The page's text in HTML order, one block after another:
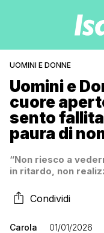
UOMINI E DONNE
Uomini e
cuore
sento
paura di
“Non riesco a
in ritardo, non
Condividi
Carola 01/01/2026